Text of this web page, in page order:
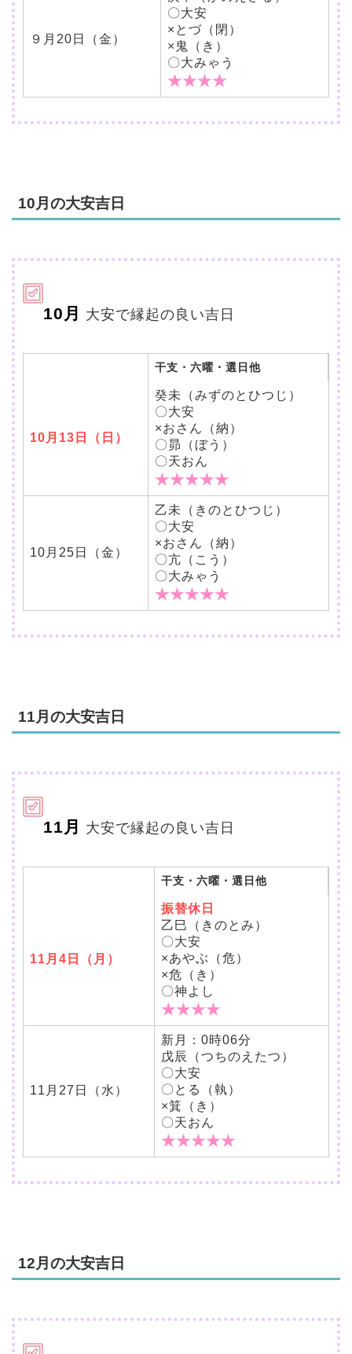
９月20日（金）
〇大安
×とづ（閉）
×鬼（き）
〇大みゃう
★★★★
10月の大安吉日
10月 大安で縁起の良い吉日
干支・六曜・選日他
10月13日（日）
癸未（みずのとひつじ）
〇大安
×おさん（納）
〇昴（ぼう）
〇天おん
★★★★★
10月25日（金）
乙未（きのとひつじ）
〇大安
×おさん（納）
〇亢（こう）
〇大みゃう
★★★★★
11月の大安吉日
11月 大安で縁起の良い吉日
干支・六曜・選日他
11月4日（月）
振替休日
乙巳（きのとみ）
〇大安
×あやぶ（危）
×危（き）
〇神よし
★★★★
11月27日（水）
新月：0時06分
戊辰（つちのえたつ）
〇大安
〇とる（執）
×箕（き）
〇天おん
★★★★★
12月の大安吉日